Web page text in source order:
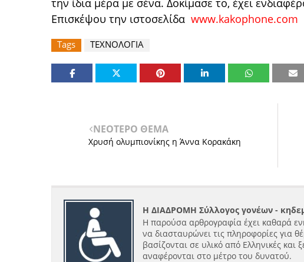
την ίδια μέρα με σένα. Δοκίμασε το, έχει
Επισκέψου την ιστοσελίδα www.kakophone.com
Tags ΤΕΧΝΟΛΟΓΙΑ
ΝΕΟΤΕΡΟ ΘΕΜΑ
Χρυσή ολυμπιονίκης η Άννα Κορακάκη
Η ΔΙΑΔΡΟΜΗ Σύλλογος γονέων -
Η παρούσα αρθρογραφία έχει καθαρά
να διασταυρώνει τις πληροφορίες για
βασίζονται σε υλικό από Ελληνικές και
αναφέρονται στο μέτρο του δυνατού.